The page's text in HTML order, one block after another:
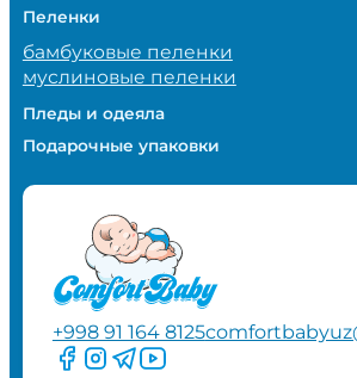
Пеленки
бамбуковые пеленки
муслиновые пеленки
Пледы и одеяла
Подарочные упаковки
+998 91 164 8125
Следите за нами на Facebook
Следите за нами в Instagram
Следите за нами в
Следите за нами в